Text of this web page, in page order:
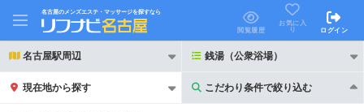
名古屋のメンズエステ・マッサージを探すなら
閲覧履歴
お気に入
り
ログイン
名古屋駅周辺 銭湯（公衆浴場）
現在地から探す こだわり条件で絞り込む
こだわり条件で絞り込む